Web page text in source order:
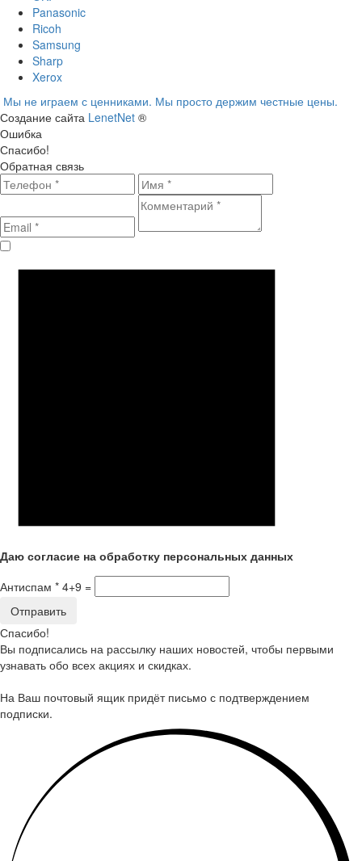
Panasonic
Ricoh
Samsung
Sharp
Xerox
Мы не играем с ценниками. Мы просто держим честные цены.
Создание сайта LenetNet ®
Ошибка
Спасибо!
Обратная связь
Даю согласие на обработку персональных данных
Антиспам * 4+9 =
Спасибо!
Вы подписались на рассылку наших новостей, чтобы первыми
узнавать обо всех акциях и скидках.
На Ваш почтовый ящик придёт письмо с подтверждением
подписки.